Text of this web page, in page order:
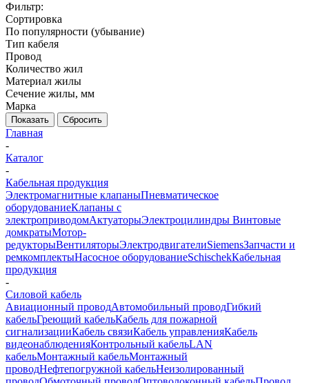
Фильтр:
Сортировка
По популярности (убывание)
Тип кабеля
Провод
Количество жил
Материал жилы
Сечение жилы, мм
Марка
Показать Сбросить
Главная
-
Каталог
-
Кабельная продукция
Электромагнитные клапаныПневматическое
оборудованиеКлапаны с
электроприводомАктуаторыЭлектроцилиндры Винтовые
домкратыМотор-
редукторыВентиляторыЭлектродвигателиSiemensЗапчасти и
ремкомплектыНасосное оборудованиеSchischekКабельная
продукция
-
Силовой кабель
Авиационный проводАвтомобильный проводГибкий
кабельГреющий кабельКабель для пожарной
сигнализацииКабель связиКабель управленияКабель
видеонаблюденияКонтрольный кабельLAN
кабельМонтажный кабельМонтажный
проводНефтепогружной кабельНеизолированный